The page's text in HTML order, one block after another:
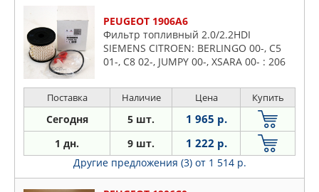
PEUGEOT 1906A6
Фильтр топливный 2.0/2.2HDI
SIEMENS CITROEN: BERLINGO 00-, C5
01-, C8 02-, JUMPY 00-, XSARA 00- : 206
EXPERT 00-
Поставка Наличие Цена Купить
Сегодня 5 шт. 1 965 р.
1 дн. 9 шт. 1 222 р.
Другие предложения (3) от 1 514 р.